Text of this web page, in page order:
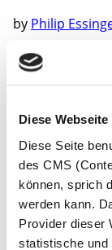
Diese
Diese Seite
des CMS
können, sprich
werden kann.
Provider dieser
statistische und
by Philip
funktioniert
Kontakte zu
einer
Einführung
verschiedene
bestimmten